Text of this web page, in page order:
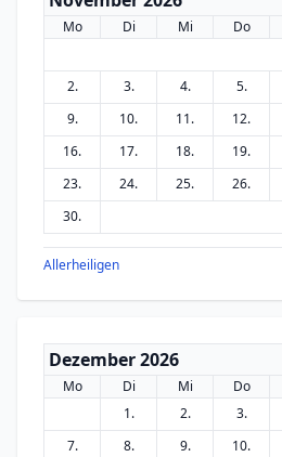
Mo Di Mi Do
2.
3. 4. 5.
9.
10. 11. 12.
16.
17. 18. 19.
23.
24. 25. 26.
30.
Allerheiligen
Dezember 2026
Mo Di Mi Do
1.
2. 3.
7.
8. 9. 10.